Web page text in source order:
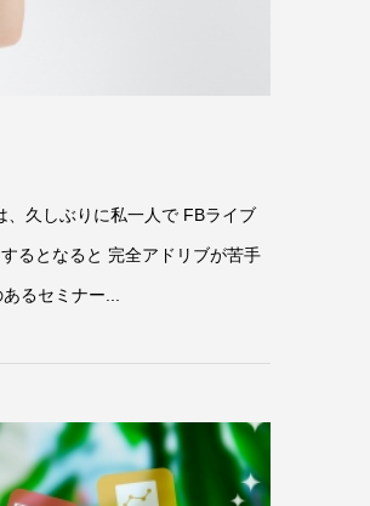
、久しぶりに私一人で FBライブ
るとなると 完全アドリブが苦手
るセミナー...